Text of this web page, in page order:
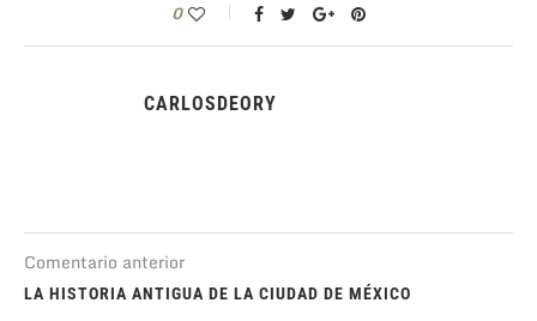
0
CARLOSDEORY
Comentario anterior
LA HISTORIA ANTIGUA DE LA CIUDAD DE MÉXICO